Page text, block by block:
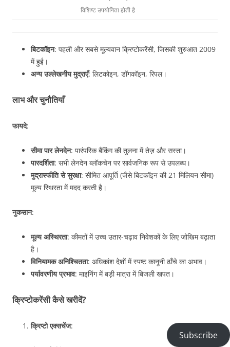
विशिष्ट उपयोगिता होती है
बिटकॉइन: पहली और सबसे मूल्यवान क्रिप्टोकरेंसी, जिसकी शुरुआत 2009
में हुई।
अन्य उल्लेखनीय मुद्राएँ: लिटकोइन, डॉगकॉइन, रिपल।
लाभ और चुनौतियाँ
फायदे:
सीमा पार लेनदेन: पारंपरिक बैंकिंग की तुलना में तेज़ और सस्ता।
पारदर्शिता: सभी लेनदेन ब्लॉकचेन पर सार्वजनिक रूप से उपलब्ध।
मुद्रास्फीति से सुरक्षा: सीमित आपूर्ति (जैसे बिटकॉइन की 21 मिलियन सीमा)
मूल्य स्थिरता में मदद करती है।
नुकसान:
मूल्य अस्थिरता: कीमतों में उच्च उतार-चढ़ाव निवेशकों के लिए जोखिम बढ़ाता
है।
विनियामक अनिश्चितता: अधिकांश देशों में स्पष्ट कानूनी ढाँचे का अभाव।
पर्यावरणीय प्रभाव: माइनिंग में बड़ी मात्रा में बिजली खपत।
क्रिप्टोकरेंसी कैसे खरीदें?
क्रिप्टो एक्सचेंज:
Subscribe